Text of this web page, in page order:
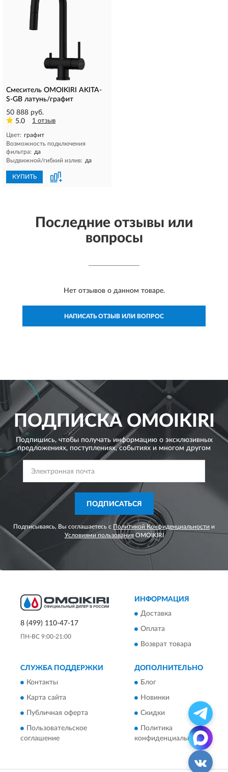
Смеситель OMOIKIRI AKITA-
S-GB латунь/графит
50 888 руб.
5.0
1 отзыв
Цвет: графит
Возможность подключения
фильтра: да
Выдвижной/гибкий излив: да
КУПИТЬ
Последние отзывы или
вопросы
Нет отзывов о данном товаре.
НАПИСАТЬ ОТЗЫВ ИЛИ ВОПРОС
ПОДПИСКАOMOIKIRI
Подпишись, чтобы получать информацию о эксклюзивных
предложениях, поступлениях, событиях и многом другом
ПОДПИСАТЬСЯ
Подписываясь, Вы соглашаетесь с Политикой Конфиденциальности и
Условиями пользованияOMOIKIRI
8 (499) 110-47-17
ПН-ВС 9:00-21:00
ИНФОРМАЦИЯ
Доставка
Оплата
Возврат товара
СЛУЖБА ПОДДЕРЖКИ
Контакты
Карта сайта
Публичная оферта
Пользовательское
соглашение
ДОПОЛНИТЕЛЬНО
Блог
Новинки
Скидки
Политика
конфиденциальности